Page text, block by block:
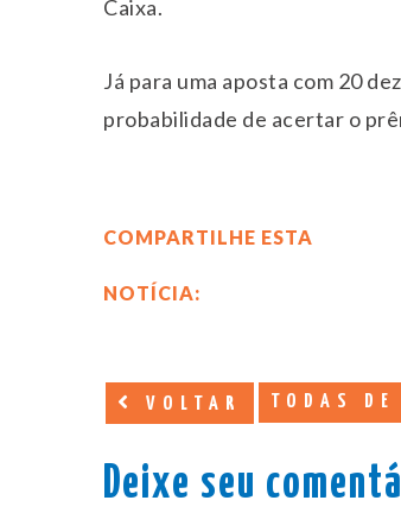
Caixa.
Já para uma aposta com 20
probabilidade de acertar o
COMPARTILHE ESTA
NOTÍCIA:
VOLTAR TODAS
Deixe seu